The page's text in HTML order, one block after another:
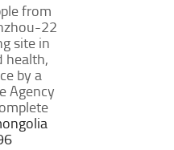
from
22
site in
health,
by a
Agency